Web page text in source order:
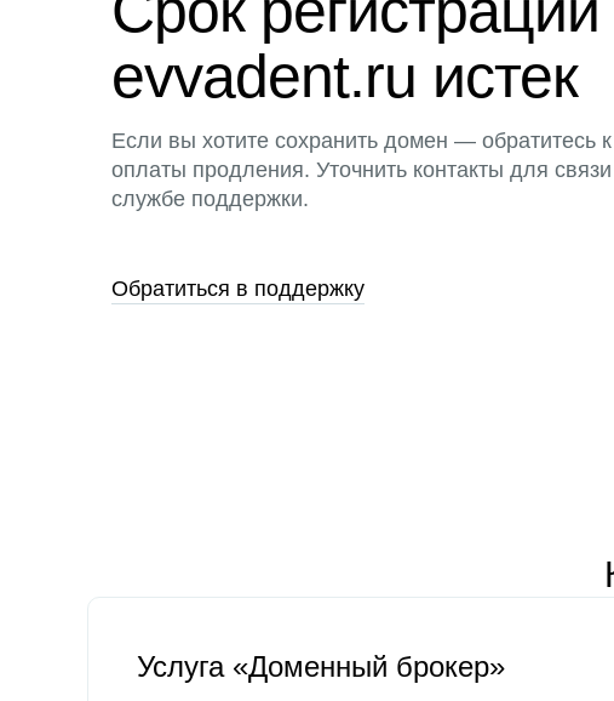
evvadent.ru истек
Если вы хотите сохранить домен — обратитесь
оплаты продления. Уточнить контакты для
службе поддержки.
Обратиться в поддержку
Услуга «Доменный брокер»